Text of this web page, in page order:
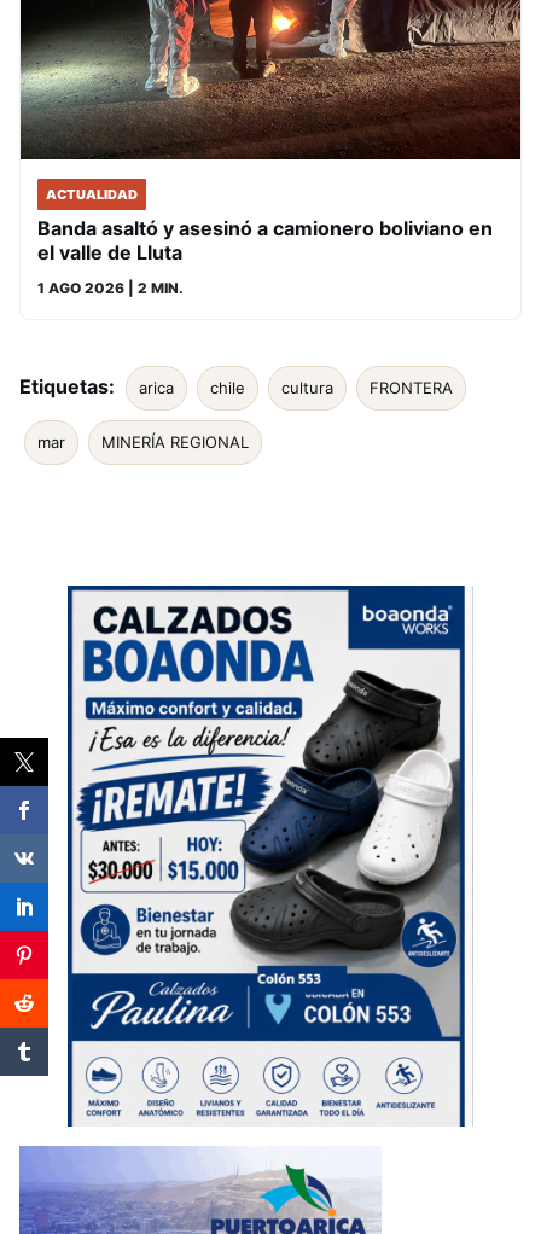
ACTUALIDAD
Banda asaltó y asesinó a camionero boliviano en
el valle de Lluta
1 AGO 2026 | 2 MIN.
Etiquetas: arica chile cultura FRONTERA
mar MINERÍA REGIONAL